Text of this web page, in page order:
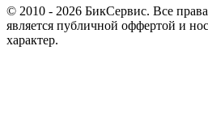
© 2010 - 2026 БикСервис. Все
является публичной оффертой и
характер.